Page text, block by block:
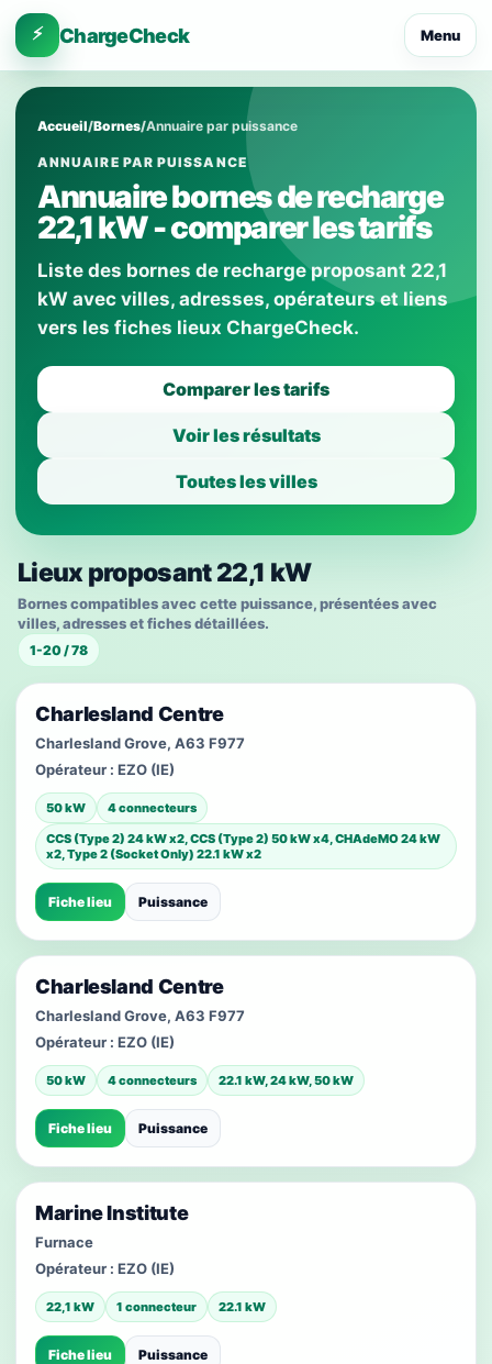
⚡ ChargeCheck Menu
Accueil/Bornes/Annuaire par puissance
ANNUAIRE PAR PUISSANCE
Annuaire bornes de recharge
22,1 kW - comparer les tarifs
Liste des bornes de recharge proposant 22,1
kW avec villes, adresses, opérateurs et liens
vers les fiches lieux ChargeCheck.
Comparer les tarifs
Voir les résultats
Toutes les villes
Lieux proposant 22,1 kW
Bornes compatibles avec cette puissance, présentées avec
villes, adresses et fiches détaillées.
1-20 / 78
Charlesland Centre
Charlesland Grove, A63 F977
Opérateur : EZO (IE)
50 kW
4 connecteurs
CCS (Type 2) 24 kW x2, CCS (Type 2) 50 kW x4, CHAdeMO 24 kW
x2, Type 2 (Socket Only) 22.1 kW x2
Fiche lieu Puissance
Charlesland Centre
Charlesland Grove, A63 F977
Opérateur : EZO (IE)
50 kW 4 connecteurs 22.1 kW, 24 kW, 50 kW
Fiche lieu Puissance
Marine Institute
Furnace
Opérateur : EZO (IE)
22,1 kW 1 connecteur 22.1 kW
Fiche lieu Puissance